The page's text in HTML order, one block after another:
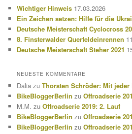
n
Wichtiger Hinweis 17.03.2026
Ein Zeichen setzen: Hilfe für die
Deutsche Meisterschaft Cyclocross
8. Finsterwalder Querfeldeinrennen
Deutsche Meisterschaft Steher 2021
NEUESTE KOMMENTARE
Dalia zuThorsten Schröder: Mit jeder
BikeBloggerBerlin zuOffroadserie
M.M. zuOffroadserie 2019: 2. Lauf
BikeBloggerBerlin zuOffroadserie
BikeBloggerBerlin zuOffroadserie